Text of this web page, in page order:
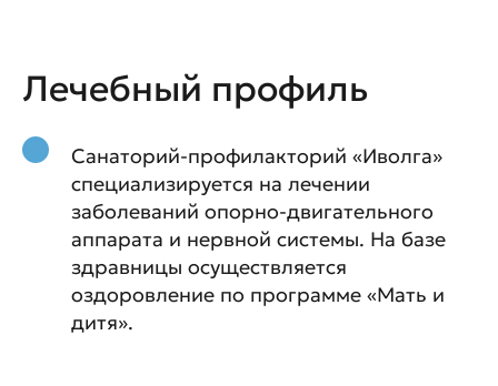
Лечебный профиль
Санаторий-профилакторий «Иволга»
специализируется на лечении
заболеваний опорно-двигательного
аппарата и нервной системы. На базе
здравницы осуществляется
оздоровление по программе «Мать и
дитя».